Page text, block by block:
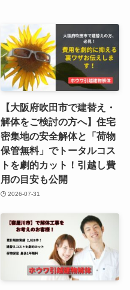
【大阪府吹田市で建替え・
解体をご検討の方へ】住宅
密集地の安全解体と「荷物
保管無料」でトータルコス
トを劇的カット！引越し費
用の目安も公開
2026-07-31